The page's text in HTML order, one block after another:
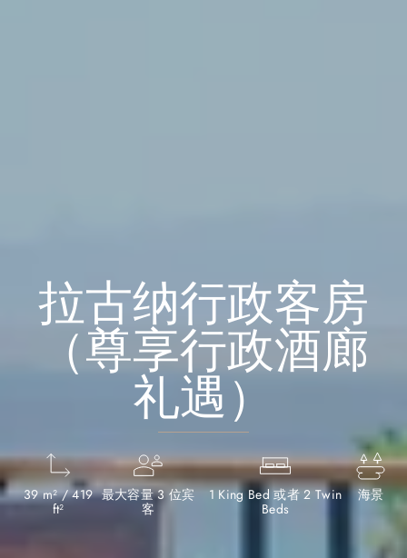
拉古纳行政客房
（尊享行政酒廊
礼遇）
39 m² / 419
ft²
最大容量 3 位宾
客
1 King Bed 或者 2 Twin
Beds
海景